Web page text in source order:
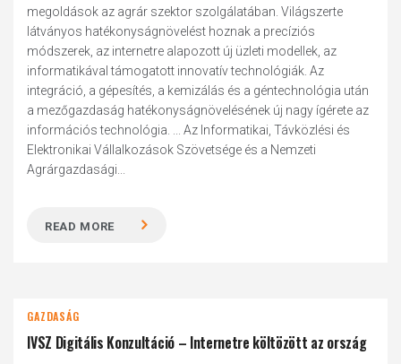
megoldások az agrár szektor szolgálatában. Világszerte
látványos hatékonyságnövelést hoznak a precíziós
módszerek, az internetre alapozott új üzleti modellek, az
informatikával támogatott innovatív technológiák. Az
integráció, a gépesítés, a kemizálás és a géntechnológia után
a mezőgazdaság hatékonyságnövelésének új nagy ígérete az
információs technológia. ... Az Informatikai, Távközlési és
Elektronikai Vállalkozások Szövetsége és a Nemzeti
Agrárgazdasági...
READ MORE
GAZDASÁG
IVSZ Digitális Konzultáció – Internetre költözött az ország